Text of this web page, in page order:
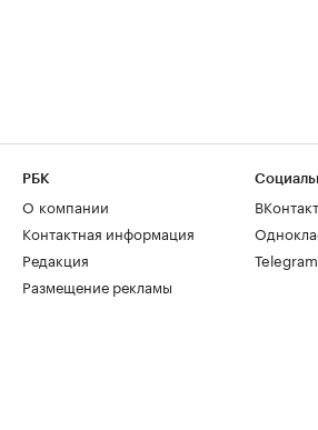
РБК
О компании
Контактная информация
Редакция
Размещение рекламы
Telegram